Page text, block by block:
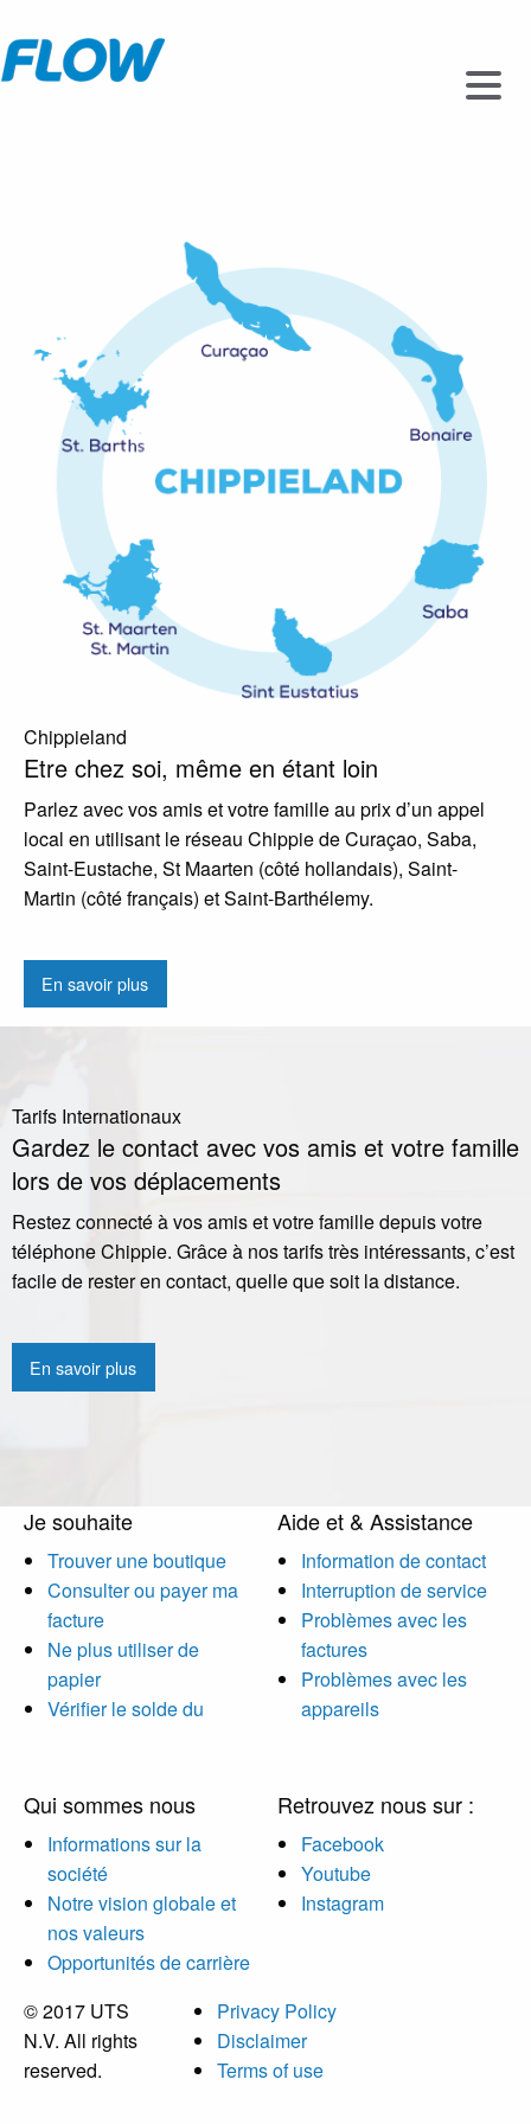
Chippieland
Etre chez soi, même en étant loin
Parlez avec vos amis et votre famille au prix d’un appel
local en utilisant le réseau Chippie de Curaçao, Saba,
Saint-Eustache, St Maarten (côté hollandais), Saint-
Martin (côté français) et Saint-Barthélemy.
En savoir plus
Tarifs Internationaux
Gardez le contact avec vos amis et votre famille
lors de vos déplacements
Restez connecté à vos amis et votre famille depuis votre
téléphone Chippie. Grâce à nos tarifs très intéressants, c’est
facile de rester en contact, quelle que soit la distance.
En savoir plus
Je souhaite
Trouver une boutique
Consulter ou payer ma
facture
Ne plus utiliser de
papier
Vérifier le solde du
Aide et & Assistance
Information de contact
Interruption de service
Problèmes avec les
factures
Problèmes avec les
appareils
Qui sommes nous
Informations sur la
société
Notre vision globale et
nos valeurs
Opportunités de carrière
Retrouvez nous sur :
Facebook
Youtube
Instagram
© 2017 UTS
N.V. All rights
reserved.
Privacy Policy
Disclaimer
Terms of use